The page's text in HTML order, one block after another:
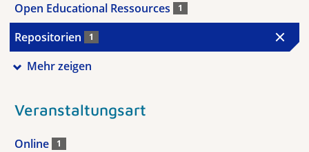
Open Educational Ressources 1
Repositorien 1
Mehr zeigen
Veranstaltungsart
Online 1